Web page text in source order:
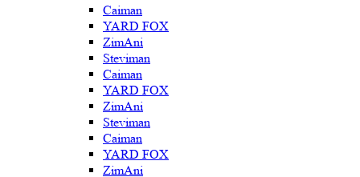
Caiman
YARD FOX
ZimAni
Steviman
Caiman
YARD FOX
ZimAni
Steviman
Caiman
YARD FOX
ZimAni